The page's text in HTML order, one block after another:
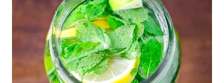
SAMOSIR
WN
PADANG